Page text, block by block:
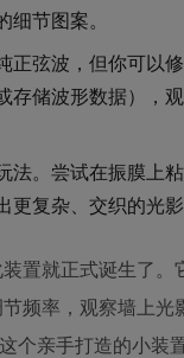
节图案。
正弦波，但你可以
存储波形数据），
法。尝试在振膜上
更复杂、交织的光
置就正式诞生了
频率，观察墙上
个亲手打造的小